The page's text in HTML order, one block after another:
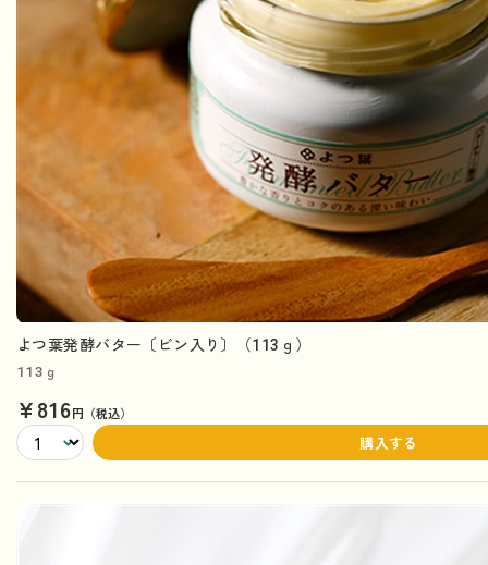
よつ葉発酵バター〔ビン入り〕（113ｇ）
113ｇ
¥816円（税込）
購入する